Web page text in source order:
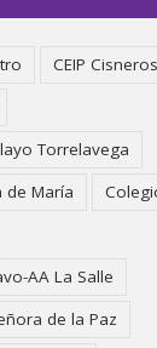
CEIP Cisneros
Torrelavega
de María
AA La Salle
de la Paz